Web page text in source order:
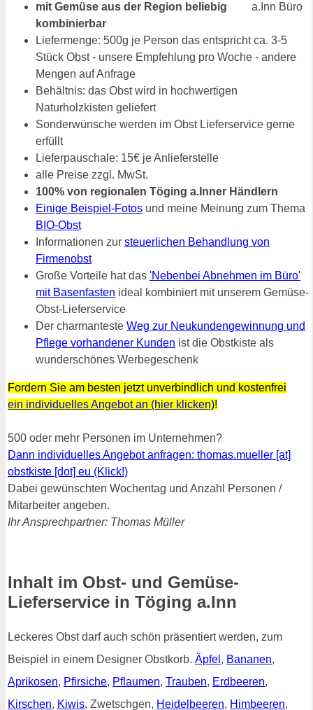
mit Gemüse aus der Region beliebig
kombinierbar
Liefermenge: 500g je Person das entspricht ca. 3-5
Stück Obst - unsere Empfehlung pro Woche - andere
Mengen auf Anfrage
Behältnis: das Obst wird in hochwertigen
Naturholzkisten geliefert
Sonderwünsche werden im Obst Lieferservice gerne
erfüllt
Lieferpauschale: 15€ je Anlieferstelle
alle Preise zzgl. MwSt.
100% von regionalen Töging a.Inner Händlern
Einige Beispiel-Fotos und meine Meinung zum Thema
BIO-Obst
Informationen zur steuerlichen Behandlung von
Firmenobst
Große Vorteile hat das 'Nebenbei Abnehmen im Büro'
mit Basenfasten ideal kombiniert mit unserem Gemüse-
Obst-Lieferservice
Der charmanteste Weg zur Neukundengewinnung und
Pflege vorhandener Kunden ist die Obstkiste als
wunderschönes Werbegeschenk
Fordern Sie am besten jetzt unverbindlich und kostenfrei
ein individuelles Angebot an (hier klicken)!
500 oder mehr Personen im Unternehmen?
Dann individuelles Angebot anfragen: thomas.mueller [at]
obstkiste [dot] eu (Klick!)
Dabei gewünschten Wochentag und Anzahl Personen /
Mitarbeiter angeben.
Ihr Ansprechpartner: Thomas Müller
Inhalt im Obst- und Gemüse-
Lieferservice in Töging a.Inn
Leckeres Obst darf auch schön präsentiert werden, zum
Beispiel in einem Designer Obstkorb. Äpfel , Bananen,
Aprikosen, Pfirsiche, Pflaumen, Trauben, Erdbeeren,
Kirschen, Kiwis, Zwetschgen, Heidelbeeren, Himbeeren,